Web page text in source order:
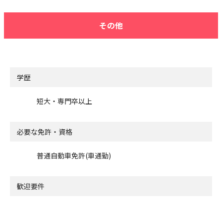
その他
学歴
短大・専門卒以上
必要な免許・資格
普通自動車免許(車通勤)
歓迎要件